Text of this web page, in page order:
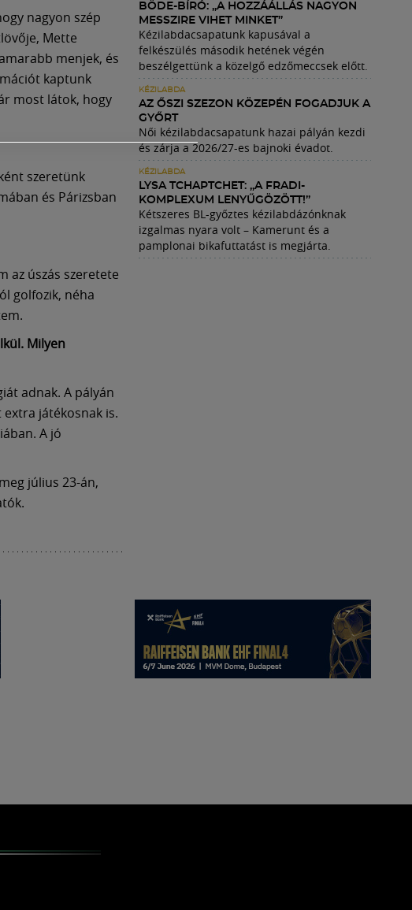
nagyon szép
Mette
menjek, és
kaptunk
most látok, hogy
szeretünk
és Párizsban
az úszás szeretete
golfozik, néha
Milyen
adnak. A pályán
játékosnak is.
A jó
július 23-án,
BÖDE-BÍRÓ: „A HOZZÁÁLLÁS NAGYON
MESSZIRE VIHET MINKET”
Kézilabdacsapatunk kapusával a
felkészülés második hetének végén
beszélgettünk a közelgő edzőmeccsek előtt.
KÉZILABDA
AZ ŐSZI SZEZON KÖZEPÉN FOGADJUK A
GYŐRT
Női kézilabdacsapatunk hazai pályán kezdi
és zárja a 2026/27-es bajnoki évadot.
KÉZILABDA
LYSA TCHAPTCHET: „A FRADI-
KOMPLEXUM LENYŰGÖZÖTT!”
Kétszeres BL-győztes kézilabdázónknak
izgalmas nyara volt – Kamerunt és a
pamplonai bikafuttatást is megjárta.